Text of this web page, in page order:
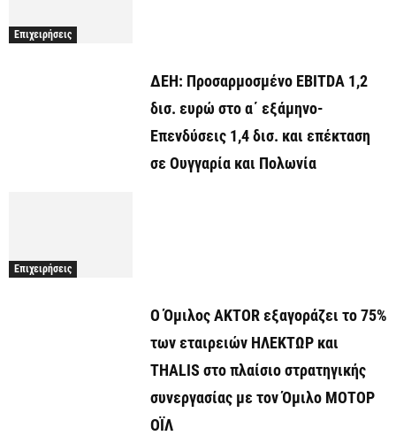
Επιχειρήσεις
ΔΕΗ: Προσαρμοσμένο EBITDA 1,2
δισ. ευρώ στο α΄ εξάμηνο-
Επενδύσεις 1,4 δισ. και επέκταση
σε Ουγγαρία και Πολωνία
Επιχειρήσεις
Ο Όμιλος AKTOR εξαγοράζει το 75%
των εταιρειών ΗΛΕΚΤΩΡ και
THALIS στο πλαίσιο στρατηγικής
συνεργασίας με τον Όμιλο ΜΟΤΟΡ
ΟΪΛ